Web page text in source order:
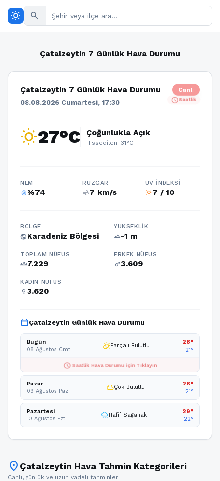
wb_sunny search
Çatalzeytin 7 Günlük Hava Durumu
Çatalzeytin 7 Günlük Hava Durumu
08.08.2026 Cumartesi, 17:30
Canlı
scheduleSaatlik
wb_sunny27°C Çoğunlukla Açık
Hissedilen: 31°C
NEM
humidity_percentage%74
RÜZGAR
air7 km/s
UV İNDEKSI
wb_sunny7 / 10
BÖLGE
publicKaradeniz Bölgesi
YÜKSEKLIK
terrain-1 m
TOPLAM NÜFUS
groups7.229
ERKEK NÜFUS
male3.609
KADIN NÜFUS
female 3.620
calendar_todayÇatalzeytin Günlük Hava Durumu
Bugün
08 Ağustos Cmt partly_cloudy_dayParçalı Bulutlu
28°
21°
schedule Saatlik Hava Durumu için Tıklayın
Pazar
09 Ağustos Paz cloudÇok Bulutlu
28°
21°
Pazartesi
10 Ağustos Pzt rainyHafif Sağanak
29°
22°
location_on Çatalzeytin Hava Tahmin Kategorileri
Canlı, günlük ve uzun vadeli tahminler